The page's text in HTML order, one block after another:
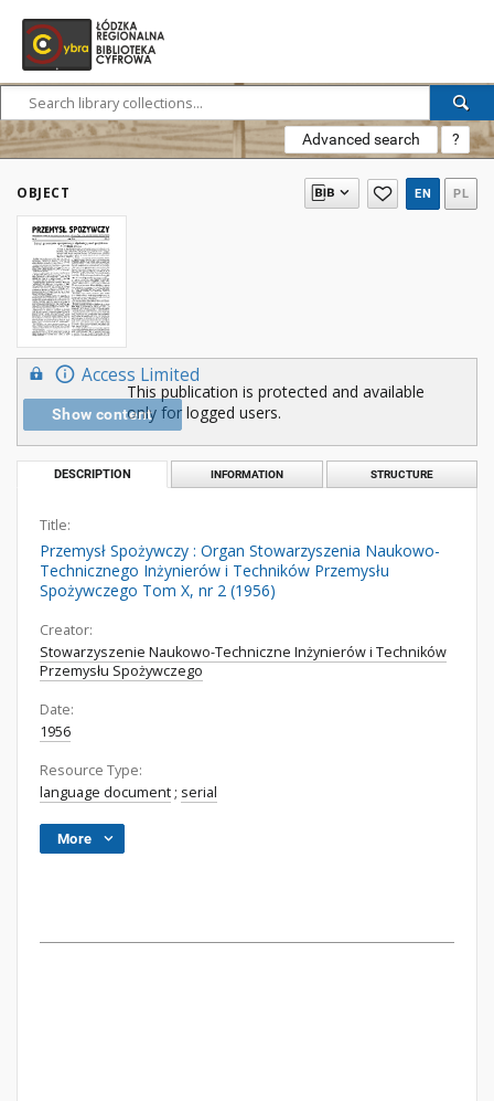
Advanced search ?
OBJECT EN PL
Access Limited
Show content
This publication is protected and available
only for logged users.
DESCRIPTION INFORMATION STRUCTURE
Title:
Przemysł Spożywczy : Organ Stowarzyszenia Naukowo-
Technicznego Inżynierów i Techników Przemysłu
Spożywczego Tom X, nr 2 (1956)
Creator:
Stowarzyszenie Naukowo-Techniczne Inżynierów i Techników
Przemysłu Spożywczego
Date:
1956
Resource Type:
language document ; serial
More